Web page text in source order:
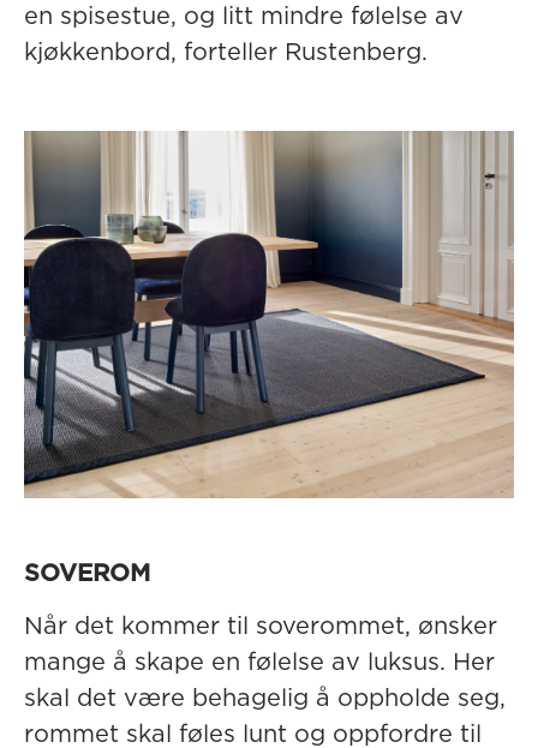
en spisestue, og litt mindre følelse av
kjøkkenbord, forteller Rustenberg.
SOVEROM
Når det kommer til soverommet, ønsker
mange å skape en følelse av luksus. Her
skal det være behagelig å oppholde seg,
rommet skal føles lunt og oppfordre til